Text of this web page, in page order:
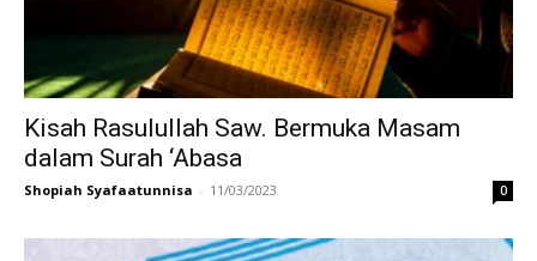
Kisah Rasulullah Saw. Bermuka Masam
dalam Surah ‘Abasa
Shopiah Syafaatunnisa - 11/03/2023 0